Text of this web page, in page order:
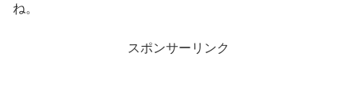
ね。
スポンサーリンク